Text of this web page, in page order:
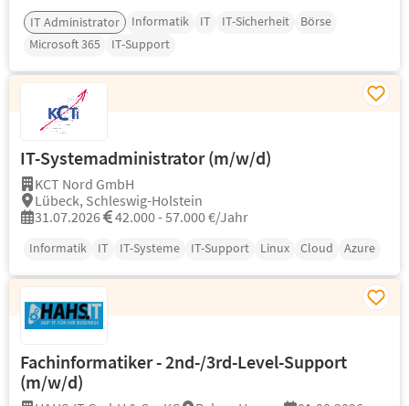
IT Administrator Informatik IT IT-Sicherheit
Börse
Microsoft 365
IT-Support
IT-Systemadministrator (m/w/d)
KCT Nord GmbH
Lübeck, Schleswig-Holstein
31.07.2026
42.000 - 57.000 €/Jahr
Informatik IT IT-Systeme IT-Support Linux Cloud Azure
Fachinformatiker - 2nd-/3rd-Level-Support
(m/w/d)